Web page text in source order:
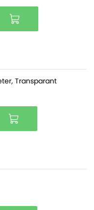
Transparant